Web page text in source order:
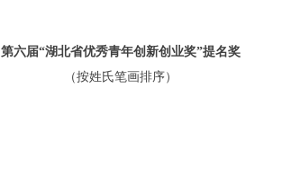
第六届“湖北省优秀青年创新创业奖”提名奖
（按姓氏笔画排序）